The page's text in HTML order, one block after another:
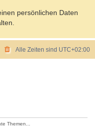
persönlichen Daten
Alle Zeiten sind UTC+02:00
Themen...